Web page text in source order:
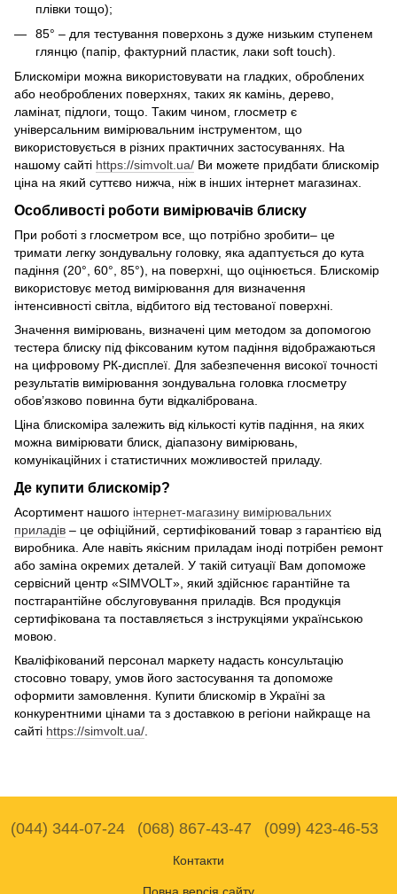
плівки тощо);
85° – для тестування поверхонь з дуже низьким ступенем
глянцю (папір, фактурний пластик, лаки soft touch).
Блискоміри можна використовувати на гладких, оброблених
або необроблених поверхнях, таких як камінь, дерево,
ламінат, підлоги, тощо. Таким чином, глосметр є
універсальним вимірювальним інструментом, що
використовується в різних практичних застосуваннях. На
нашому сайті https://simvolt.ua/ Ви можете придбати блискомір
ціна на який суттєво нижча, ніж в інших інтернет магазинах.
Особливості роботи вимірювачів блиску
При роботі з глосметром все, що потрібно зробити– це
тримати легку зондувальну головку, яка адаптується до кута
падіння (20°, 60°, 85°), на поверхні, що оцінюється. Блискомір
використовує метод вимірювання для визначення
інтенсивності світла, відбитого від тестованої поверхні.
Значення вимірювань, визначені цим методом за допомогою
тестера блиску під фіксованим кутом падіння відображаються
на цифровому РК-дисплеї. Для забезпечення високої точності
результатів вимірювання зондувальна головка глосметру
обов’язково повинна бути відкалібрована.
Ціна блискоміра залежить від кількості кутів падіння, на яких
можна вимірювати блиск, діапазону вимірювань,
комунікаційних і статистичних можливостей приладу.
Де купити блискомір?
Асортимент нашого інтернет-магазину вимірювальних
приладів – це офіційний, сертифікований товар з гарантією від
виробника. Але навіть якісним приладам іноді потрібен ремонт
або заміна окремих деталей. У такій ситуації Вам допоможе
сервісний центр «SIMVOLT», який здійснює гарантійне та
постгарантійне обслуговування приладів. Вся продукція
сертифікована та поставляється з інструкціями українською
мовою.
Кваліфікований персонал маркету надасть консультацію
стосовно товару, умов його застосування та допоможе
оформити замовлення. Купити блискомір в Україні за
конкурентними цінами та з доставкою в регіони найкраще на
сайті https://simvolt.ua/
(044) 344-07-24 (068) 867-43-47 (099) 423-46-53
Контакти